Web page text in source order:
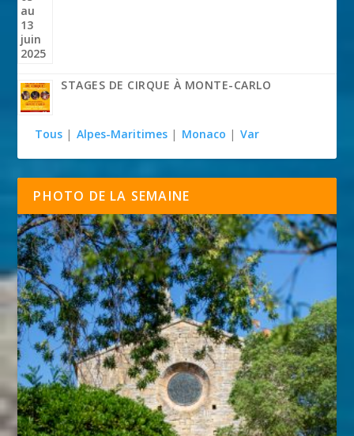
STAGES DE CIRQUE À MONTE-CARLO
Tous | Alpes-Maritimes | Monaco | Var
PHOTO DE LA SEMAINE